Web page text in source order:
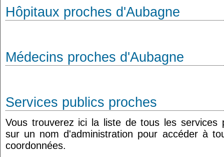
Hôpitaux proches d'Aubagne
Médecins proches d'Aubagne
Services publics proches
Vous trouverez ici la liste de tous les services
sur un nom d'administration pour accéder à
coordonnées.